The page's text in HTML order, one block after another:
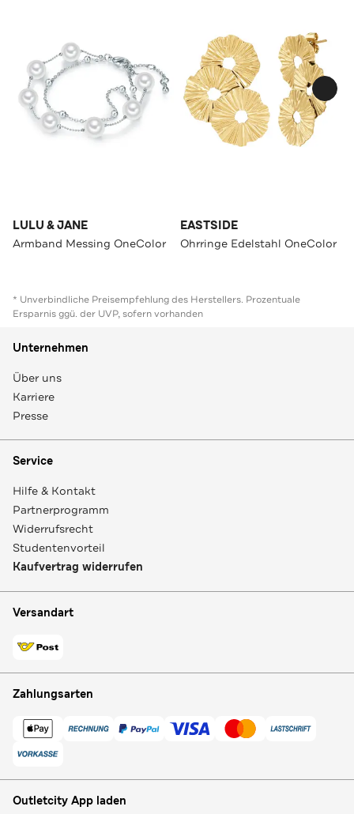
LULU & JANE
Armband Messing OneColor
EASTSIDE
Ohrringe Edelstahl OneColor
* Unverbindliche Preisempfehlung des Herstellers. Prozentuale
Ersparnis ggü. der UVP, sofern vorhanden
Unternehmen
Über uns
Karriere
Presse
Service
Hilfe & Kontakt
Partnerprogramm
Widerrufsrecht
Studentenvorteil
Kaufvertrag widerrufen
Versandart
Zahlungsarten
Outletcity App laden